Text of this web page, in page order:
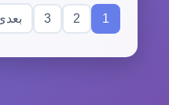
1
2
3